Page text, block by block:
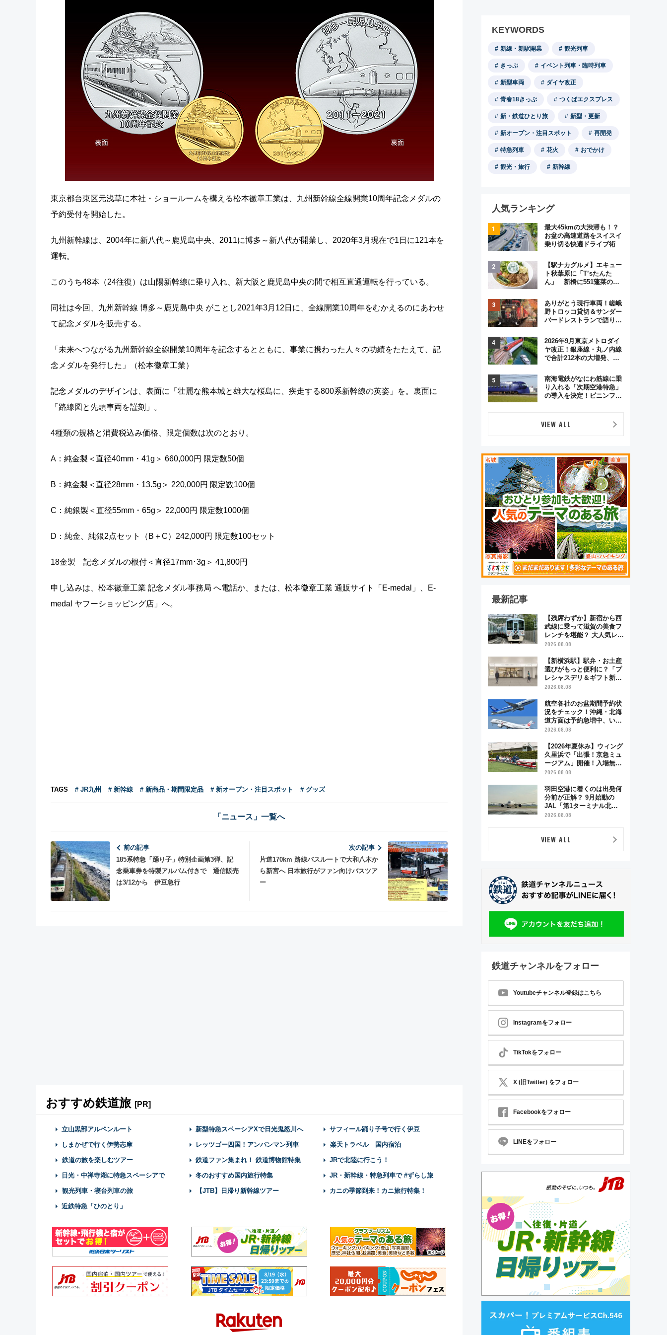
東京都台東区元浅草に本社・ショールームを構える松本徽章工業は、九州新幹線全線開業10周年記念メダルの
予約受付を開始した。
九州新幹線は、2004年に新八代～鹿児島中央、2011に博多～新八代が開業し、2020年3月現在で1日に121本を
運転。
このうち48本（24往復）は山陽新幹線に乗り入れ、新大阪と鹿児島中央の間で相互直通運転を行っている。
同社は今回、九州新幹線 博多～鹿児島中央 がことし2021年3月12日に、全線開業10周年をむかえるのにあわせ
て記念メダルを販売する。
「未来へつながる九州新幹線全線開業10周年を記念するとともに、事業に携わった人々の功績をたたえて、記
念メダルを発行した」（松本徽章工業）
記念メダルのデザインは、表面に「壮麗な熊本城と雄大な桜島に、疾走する800系新幹線の英姿」を。裏面に
「路線図と先頭車両を謹刻」。
4種類の規格と消費税込み価格、限定個数は次のとおり。
A：純金製＜直径40mm・41g＞ 660,000円 限定数50個
B：純金製＜直径28mm・13.5g＞ 220,000円 限定数100個
C：純銀製＜直径55mm・65g＞ 22,000円 限定数1000個
D：純金、純銀2点セット（B＋C）242,000円 限定数100セット
18金製 記念メダルの根付＜直径17mm･3g＞ 41,800円
申し込みは、松本徽章工業 記念メダル事務局 へ電話か、または、松本徽章工業 通販サイト「E-medal」、E-
medal ヤフーショッピング店」へ。
TAGS # JR九州 # 新幹線 # 新商品・期間限定品 # 新オープン・注目スポット # グッズ
「ニュース」一覧へ
前の記事
185系特急「踊り子」特別企画第3弾、記
念乗車券を特製アルバム付きで 通信販売
は3/12から 伊豆急行
次の記事
片道170km 路線バスルートで大和八木か
ら新宮へ 日本旅行がファン向けバスツア
ー
おすすめ鉄道旅 [PR]
立山黒部アルペンルート 新型特急スペーシアXで日光鬼怒川へ サフィール踊り子号で行く伊豆
しまかぜで行く伊勢志摩 レッツゴー四国！アンパンマン列車 楽天トラベル 国内宿泊
鉄道の旅を楽しむツアー 鉄道ファン集まれ！ 鉄道博物館特集 JRで北陸に行こう！
日光・中禅寺湖に特急スペーシアで 冬のおすすめ国内旅行特集 JR・新幹線・特急列車で #ずらし旅
観光列車・寝台列車の旅 【JTB】日帰り新幹線ツアー カニの季節到来！カニ旅行特集！
近鉄特急「ひのとり」
KEYWORDS
新線・新駅開業 観光列車
きっぷ イベント列車・臨時列車
新型車両 ダイヤ改正
青春18きっぷ つくばエクスプレス
新・鉄道ひとり旅 新型・更新
新オープン・注目スポット 再開発
特急列車 花火 おでかけ
観光・旅行 新幹線
人気ランキング
最大45kmの大渋滞も！？
お盆の高速道路をスイスイ
乗り切る快適ドライブ術
【駅ナカグルメ】エキュー
ト秋葉原に「T’sたんた
ん」 新橋に551蓬莱の
オムライス専門店「肉とた
まご」新グルメ続々登場！
【2026年8月】
ありがとう現行車両！嵯峨
野トロッコ貸切＆サンダー
バードレストランで語り合
原トシヒロと行く！9月13
日「京都の鉄道満喫ツア
ー」開催
2026年9月東京メトロダイ
ヤ改正！銀座線・丸ノ内線
で合計212本の大増発、混
南海電鉄がなにわ筋線に乗
り入れる「次期空港特急」
の導入を決定！ピニンファ
VIEW ALL
最新記事
【残席わずか】新宿から西
武線に乗って滋賀の美食フ
レンチを堪能？ 大人気レス
トラン列車「52席の至福」
の特別コラボ
2026.08.08
【新横浜駅】駅弁・お土産
選びがもっと便利に？「プ
レシャスデリ＆ギフト新横
浜」がオープン 場所や営
2026.08.08
航空各社のお盆期間予約状
況をチェック！沖縄・北海
道方面は予約急増中、いま
から狙うべき日は？
2026.08.08
【2026年夏休み】ウィング
久里浜で「出張！京急ミュ
ージアム」開催！入場無料
でスタンプラリーや子ども
2026.08.08
羽田空港に着くのは出発何
分前が正解？ 9月始動の
JAL「第1ターミナル北側
サテライト」は徒歩1キロ
2026.08.08
VIEW ALL
鉄道チャンネルをフォロー
Youtubeチャンネル登録はこちら
Instagramをフォロー
TikTokをフォロー
X (旧Twitter) をフォロー
Facebookをフォロー
LINEをフォロー